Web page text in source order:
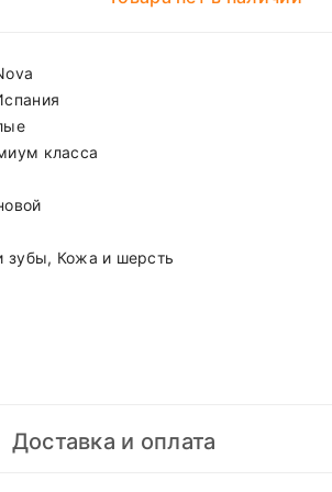
класса
зубы, Кожа и шерсть
Доставка и оплата